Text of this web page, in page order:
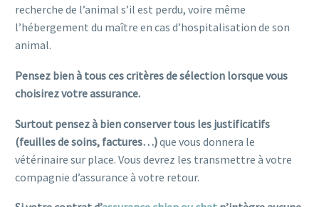
recherche de l’animal s’il est perdu, voire même
l’hébergement du maître en cas d’hospitalisation de son
animal.
Pensez bien à tous ces critères de sélection lorsque vous
choisirez votre assurance.
Surtout pensez à bien conserver tous les justificatifs
(feuilles de soins, factures…)que vous donnera le
vétérinaire sur place. Vous devrez les transmettre à votre
compagnie d’assurance à votre retour.